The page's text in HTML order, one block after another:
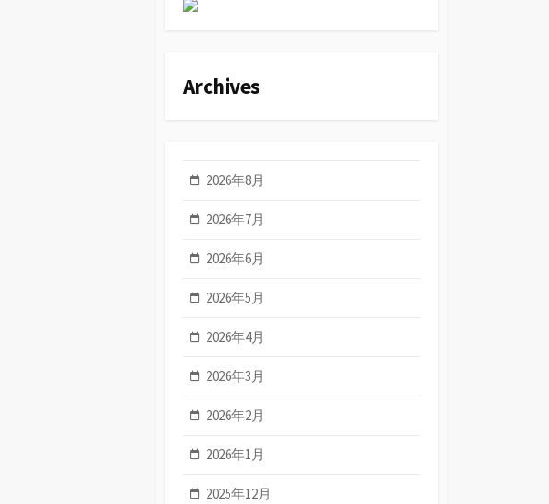
Archives
2026年8月
2026年7月
2026年6月
2026年5月
2026年4月
2026年3月
2026年2月
2026年1月
2025年12月